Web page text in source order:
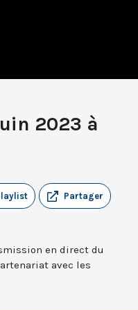
2023 à
Partager
en direct du
avec les